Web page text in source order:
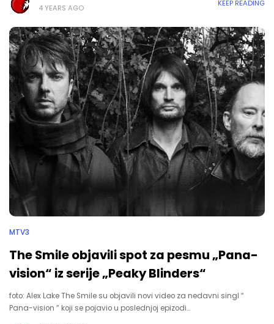
4 YEARS AGO
KEEP READING
MTV3
The Smile objavili spot za pesmu „Pana-
vision“ iz serije „Peaky Blinders“
foto: Alex Lake The Smile su objavili novi video za nedavni singl “
Pana-vision ” koji se pojavio u poslednjoj epizodi…